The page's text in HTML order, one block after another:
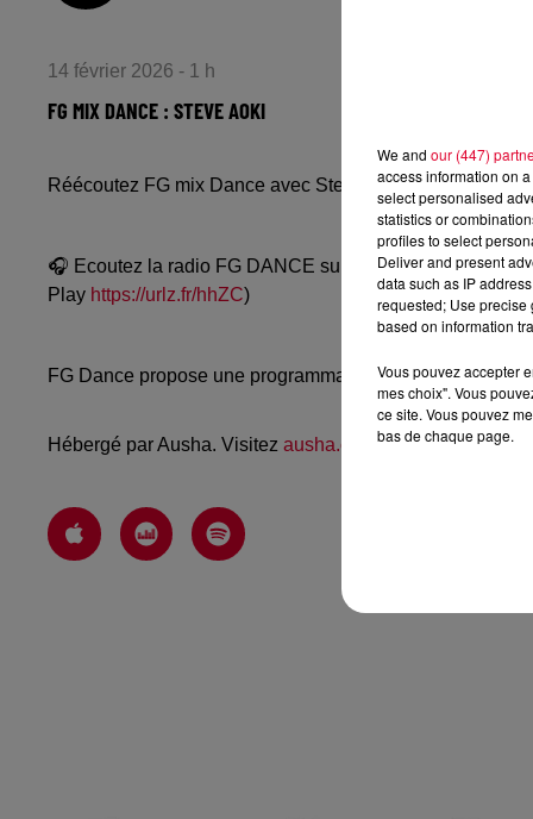
14 février 2026 - 1 h
FG MIX DANCE : STEVE AOKI
Réécoutez FG mix Dance avec Steve Aoki du vendredi
🎧 Ecoutez la radio FG DANCE sur
www.radiofg.com/fg-
Play https://urlz.fr/hhZC)
FG Dance propose une programmation dance, EDM,
Hébergé par Ausha. Visitez ausha.co/politique-de-
We and our (447)
access information on
select personalised
statistics or
profiles to select
Deliver and present
data such as IP
requested; Use precise
based on information
Vous pouvez accepter
mes choix". Vous
ce site. Vous pouvez
bas de chaque page.